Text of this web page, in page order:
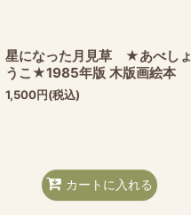
星になった月見草 ★あべしょ
うこ★1985年版 木版画絵本
1,500円(税込)
カートに入れる